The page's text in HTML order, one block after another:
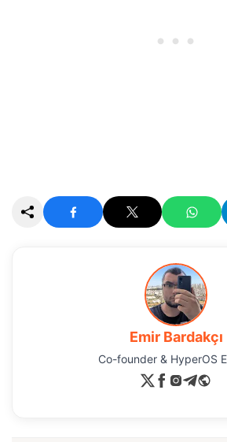
Emir Bardakçı
Co-founder & HyperOS